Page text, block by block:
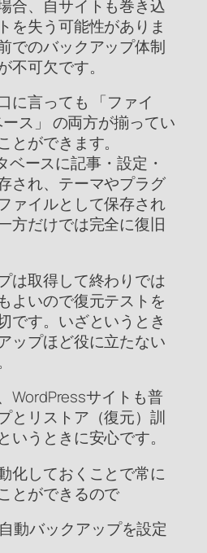
合、自サイトも巻き込
を失う可能性がありま
でのバックアップ体制
不可欠です。
に言っても 「ファイ
ス」 の両方が揃ってい
とができます。
ベースに記事・設定・
され、テーマやプラグ
ァイルとして保存され
方だけでは完全に復旧
は取得して終わりでは
よいので復元テストを
です。いざというとき
ップほど役に立たない
WordPressサイトも普
とリストア（復元）訓
いうときに安心です。
化しておくことで常に
とができるので
動バックアップを設定